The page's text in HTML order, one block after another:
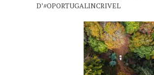
D’#OPORTUGALINCRIVEL